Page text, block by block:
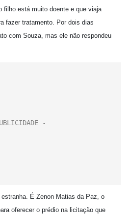
filho está muito doente e que viaja
fazer tratamento. Por dois dias
com Souza, mas ele não respondeu
É Zenon Matias da Paz, o
oferecer o prédio na licitação que